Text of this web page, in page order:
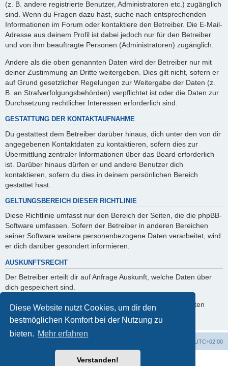
Diese Website nutzt Cookies, um dir den
bestmöglichen Komfort bei der Nutzung zu
bieten. Mehr erfahren
Verstanden!
(z. B. andere registrierte Benutzer, Administratoren etc.) zugänglich
sind. Wenn du Fragen dazu hast, suche nach entsprechenden
Informationen im Forum oder kontaktiere den Betreiber. Die E-Mail-
Adresse aus deinem Profil ist dabei jedoch nur für den Betreiber
und von ihm beauftragte Personen (Administratoren) zugänglich.
Andere als die oben genannten Daten wird der Betreiber nur mit
deiner Zustimmung an Dritte weitergeben. Dies gilt nicht, sofern er
auf Grund gesetzlicher Regelungen zur Weitergabe der Daten (z.
B. an Strafverfolgungsbehörden) verpflichtet ist oder die Daten zur
Durchsetzung rechtlicher Interessen erforderlich sind.
GESTATTUNG DER KONTAKTAUFNAHME
Du gestattest dem Betreiber darüber hinaus, dich unter den von dir
angegebenen Kontaktdaten zu kontaktieren, sofern dies zur
Übermittlung zentraler Informationen über das Board erforderlich
ist. Darüber hinaus dürfen er und andere Benutzer dich
kontaktieren, sofern du dies in deinem persönlichen Bereich
gestattet hast.
GELTUNGSBEREICH DIESER RICHTLINIE
Diese Richtlinie umfasst nur den Bereich der Seiten, die die phpBB-
Software umfassen. Sofern der Betreiber in anderen Bereichen
seiner Software weitere personenbezogene Daten verarbeitet, wird
er dich darüber gesondert informieren.
AUSKUNFTSRECHT
Der Betreiber erteilt dir auf Anfrage Auskunft, welche Daten über
dich gespeichert sind.
Du kannst jederzeit die Löschung bzw. Sperrung deiner Daten
verlangen. Kontaktiere hierzu bitte den Betreiber.
UTC+02:00
Powered byphpBB® Forum Software © phpBB Limited